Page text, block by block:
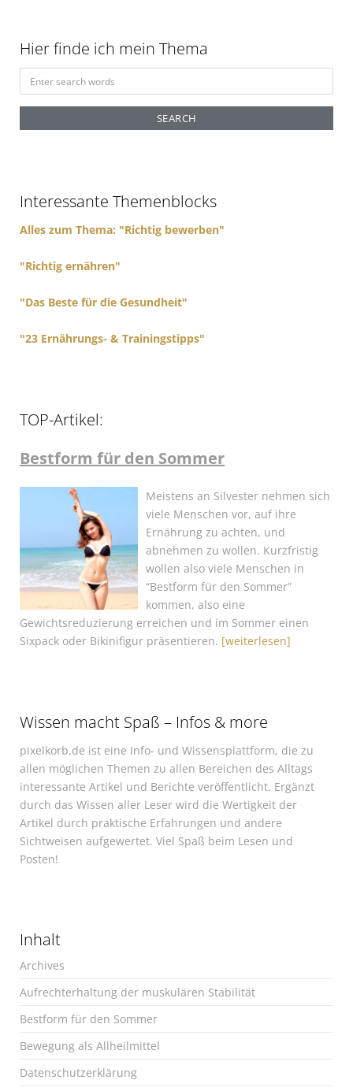
Hier finde ich mein Thema
e
r
o
Interessante Themenblocks
Alles zum Thema: "Richtig bewerben"
"Richtig ernähren"
"Das Beste für die Gesundheit"
"23 Ernährungs- & Trainingstipps"
TOP-Artikel:
Bestform für den Sommer
Meistens an Silvester nehmen sich
viele Menschen vor, auf ihre
Ernährung zu achten, und
abnehmen zu wollen. Kurzfristig
wollen also viele Menschen in
“Bestform für den Sommer”
kommen, also eine
Gewichtsreduzierung erreichen und im Sommer einen
Sixpack oder Bikinifigur präsentieren. [weiterlesen]
Wissen macht Spaß – Infos & more
pixelkorb.de ist eine Info- und Wissensplattform, die zu
allen möglichen Themen zu allen Bereichen des Alltags
interessante Artikel und Berichte veröffentlicht. Ergänzt
durch das Wissen aller Leser wird die Wertigkeit der
Artikel durch praktische Erfahrungen und andere
Sichtweisen aufgewertet. Viel Spaß beim Lesen und
Posten!
Inhalt
Archives
Aufrechterhaltung der muskulären Stabilität
Bestform für den Sommer
Bewegung als Allheilmittel
Datenschutzerklärung